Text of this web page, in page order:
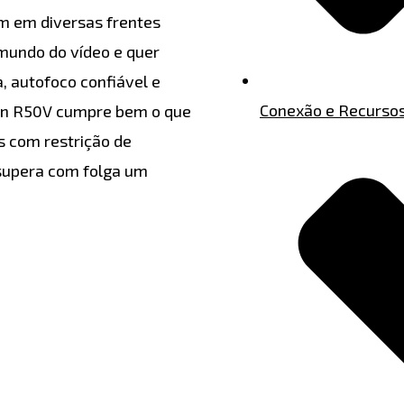
em diversas frentes
do vídeo e quer
autofoco confiável e
R50V cumpre bem o que
com restrição de
com folga um
Conexão e